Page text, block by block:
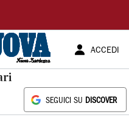
ACCEDI
SEGUICI SU DISCOVER